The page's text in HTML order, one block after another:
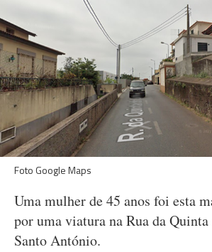
Foto Google Maps
Uma mulher de 45 anos foi esta
por uma viatura na Rua da
Santo António.